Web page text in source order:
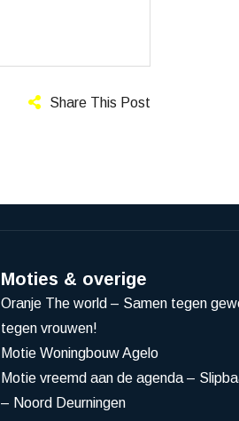
Share This Post
Moties & overige
Oranje The world – Samen tegen
tegen vrouwen!
Motie Woningbouw Agelo
Motie vreemd aan de agenda –
– Noord Deurningen